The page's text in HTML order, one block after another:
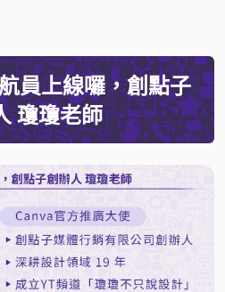
員上線囉，創點子
瓊瓊老師